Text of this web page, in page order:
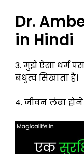
Dr.
in Hindi
3. मुझे ऐसा धर्म
बंधुत्व सिखाता है।
4. जीवन लंबा